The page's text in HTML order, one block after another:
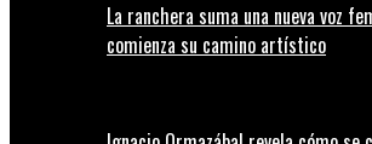
La ranchera suma una nueva voz
comienza su camino artístico